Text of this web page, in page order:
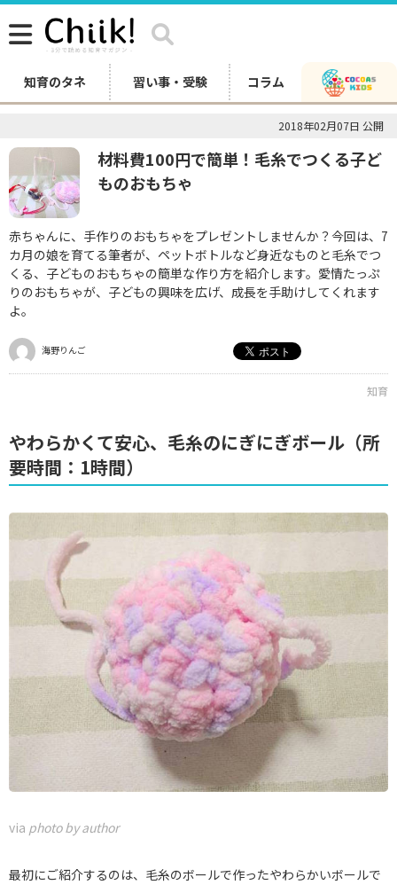
知育のタネ 習い事・受験 コラム
2018年02月07日 公開
材料費100円で簡単！毛糸でつくる子ど
ものおもちゃ
赤ちゃんに、手作りのおもちゃをプレゼントしませんか？今回は、7
カ月の娘を育てる筆者が、ペットボトルなど身近なものと毛糸でつ
くる、子どものおもちゃの簡単な作り方を紹介します。愛情たっぷ
りのおもちゃが、子どもの興味を広げ、成長を手助けしてくれます
よ。
海野りんご
知育
やわらかくて安心、毛糸のにぎにぎボール（所
要時間：1時間）
via photo by author
最初にご紹介するのは、毛糸のボールで作ったやわらかいボールで